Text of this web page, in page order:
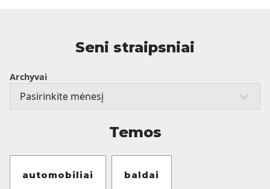
Seni straipsniai
Archyvai
Temos
automobiliai baldai